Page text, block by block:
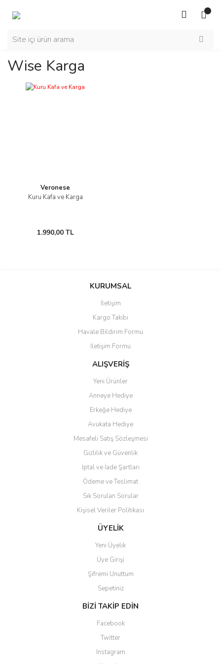
Wise Karga
Veronese
Kuru Kafa ve Karga
1.990,00 TL
KURUMSAL
İletişim
Kargo Takibi
Havale Bildirim Formu
İletişim Formu
ALIŞVERİŞ
Yeni Ürünler
Anneye Hediye
Erkeğe Hediye
Avukata Hediye
Mesafeli Satış Sözleşmesi
Gizlilik ve Güvenlik
İptal ve İade Şartları
Ödeme ve Teslimat
Sık Sorulan Sorular
Kişisel Veriler Politikası
ÜYELİK
Yeni Üyelik
Üye Girişi
Şifremi Unuttum
Sepetiniz
BİZİ TAKİP EDİN
Facebook
Twitter
Instagram